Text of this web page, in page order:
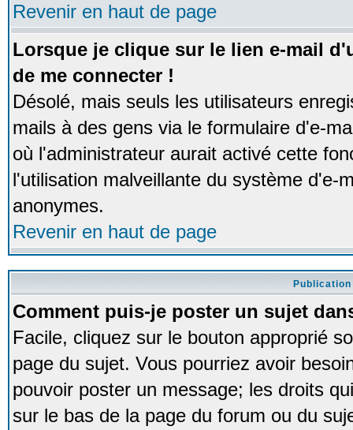
Revenir en haut de page
Lorsque je clique sur le lien e-mail
de me connecter !
Désolé, mais seuls les utilisateurs
mails à des gens via le formulaire d'e-
où l'administrateur aurait activé cette
l'utilisation malveillante du système d'e-
anonymes.
Revenir en haut de page
Publication
Comment puis-je poster un sujet
Facile, cliquez sur le bouton approprié
page du sujet. Vous pourriez avoir
pouvoir poster un message; les droits
sur le bas de la page du forum ou du